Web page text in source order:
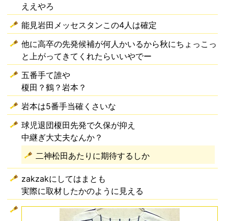
ええやろ
能見岩田メッセスタンこの4人は確定
他に高卒の先発候補が何人かいるから秋にちょっこっ
と上がってきてくれたらいいやでー
五番手て誰や
榎田？鶴？岩本？
岩本は5番手当確くさいな
球児退団榎田先発で久保が抑え
中継ぎ大丈夫なんか？
二神松田あたりに期待するしか
zakzakにしてはまとも
実際に取材したかのように見える